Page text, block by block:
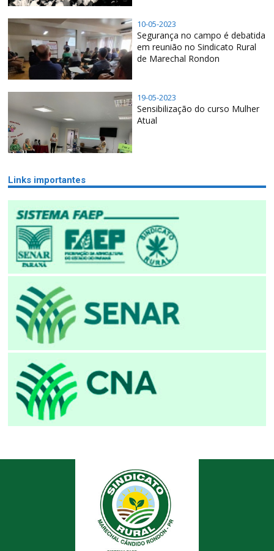
10-05-2023
Segurança no campo é debatida
em reunião no Sindicato Rural
de Marechal Rondon
19-05-2023
Sensibilização do curso Mulher
Atual
Links importantes